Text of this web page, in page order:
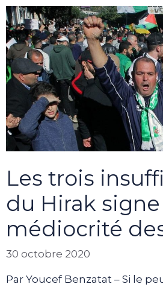
Les trois
du Hirak
médiocrité
30 octobre 2020
Par Youcef Benzatat – Si le